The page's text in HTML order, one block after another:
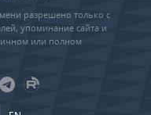
разрешено только с
упоминание сайта и
или полном